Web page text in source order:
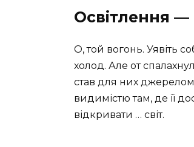
Освітлення —
О, той вогонь. Уявіть
холод. Але от
став для них джерелом
видимістю там, де її
відкривати … світ.